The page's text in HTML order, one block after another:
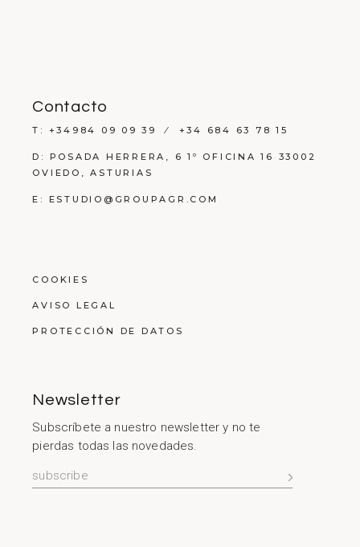
Contacto
T: +34984 09 09 39 ⁄ +34 684 63 78 15
D: POSADA HERRERA, 6 1º OFICINA 16 33002
OVIEDO, ASTURIAS
E: ESTUDIO@GROUPAGR.COM
COOKIES
AVISO LEGAL
PROTECCIÓN DE DATOS
Newsletter
Subscríbete a nuestro newsletter y no te
pierdas todas las novedades.